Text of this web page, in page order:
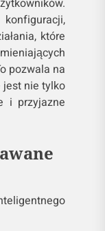
które
pozwala na
jest nie tylko
i przyjazne